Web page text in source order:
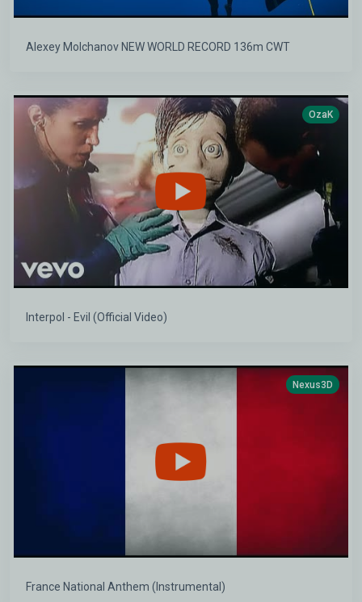
Alexey Molchanov NEW WORLD RECORD 136m CWT
OzaK
Interpol - Evil (Official Video)
Nexus3D
France National Anthem (Instrumental)